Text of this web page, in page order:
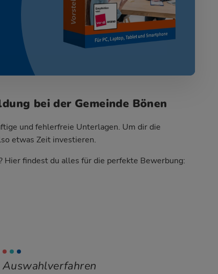
bei der Gemeinde Bönen
und fehlerfreie Unterlagen. Um dir die
etwas Zeit investieren.
Hier findest du alles für die perfekte Bewerbung: